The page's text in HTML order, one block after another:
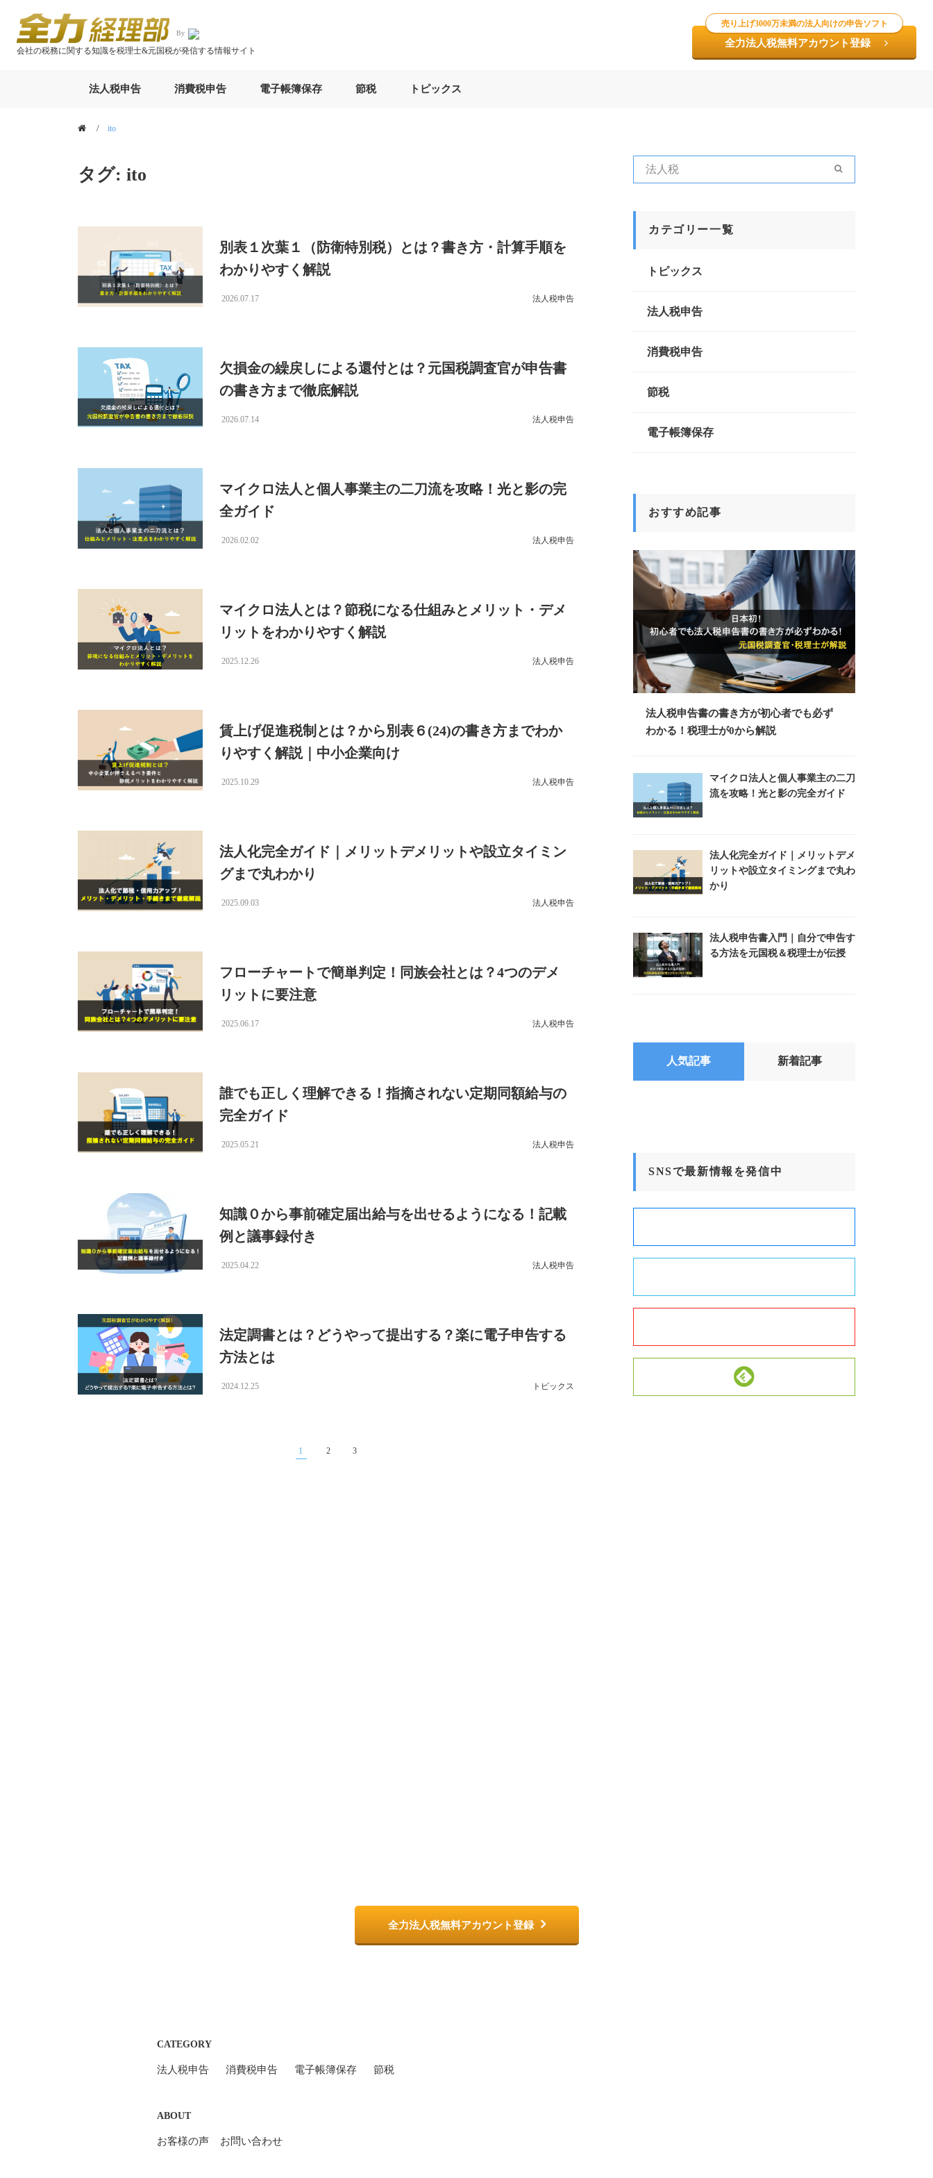
By
会社の税務に関する知識を税理士&元国税が発信する情報サイト
全力法人税無料アカウント登録
売り上げ3000万未満の法人向けの申告ソフト
法人税申告 消費税申告 電子帳簿保存 節税 トピックス
ito
タグ: ito
別表１次葉１（防衛特別税）とは？書き方・計算手順を
わかりやすく解説
2026.07.17 法人税申告
欠損金の繰戻しによる還付とは？元国税調査官が申告書
の書き方まで徹底解説
2026.07.14 法人税申告
マイクロ法人と個人事業主の二刀流を攻略！光と影の完
全ガイド
2026.02.02 法人税申告
マイクロ法人とは？節税になる仕組みとメリット・デメ
リットをわかりやすく解説
2025.12.26 法人税申告
賃上げ促進税制とは？から別表６(24)の書き方までわか
りやすく解説｜中小企業向け
2025.10.29 法人税申告
法人化完全ガイド｜メリットデメリットや設立タイミン
グまで丸わかり
2025.09.03 法人税申告
フローチャートで簡単判定！同族会社とは？4つのデメ
リットに要注意
2025.06.17 法人税申告
誰でも正しく理解できる！指摘されない定期同額給与の
完全ガイド
2025.05.21 法人税申告
知識０から事前確定届出給与を出せるようになる！記載
例と議事録付き
2025.04.22 法人税申告
法定調書とは？どうやって提出する？楽に電子申告する
方法とは
2024.12.25 トピックス
1 2 3
カテゴリー一覧
トピックス
法人税申告
消費税申告
節税
電子帳簿保存
おすすめ記事
法人税申告書の書き方が初心者でも必ず
わかる！税理士が0から解説
マイクロ法人と個人事業主の二刀
流を攻略！光と影の完全ガイド
法人化完全ガイド｜メリットデメ
リットや設立タイミングまで丸わ
かり
法人税申告書入門｜自分で申告す
る方法を元国税＆税理士が伝授
人気記事 新着記事
SNSで最新情報を発信中
全力法人税無料アカウント登録
CATEGORY
法人税申告 消費税申告 電子帳簿保存 節税
ABOUT
お客様の声 お問い合わせ